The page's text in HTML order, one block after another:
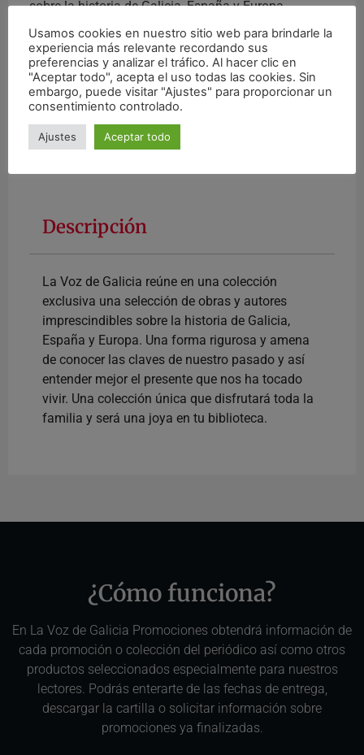
sobre la historia de Galicia, España y Europa.
#Libros
¿Interesado? Contacte con nosotros
Descripción
La Voz de Galicia reúne en una colección
exclusiva una selección de obras y autores
imprescindibles sobre la historia de Galicia,
España y Europa. Una forma rigurosa y amena
de conocer las claves de nuestro pasado y así
entender mejor el presente que nos ha tocado
vivir. Una colección única que disfrutará toda la
familia y será una joya en tu biblioteca.
¿Cómo funciona?
En La Voz de Galicia Promociones obtendrá información de
cada promoción o colección del periódico así como otros
productos seleccionados especialmente para nuestros
lectores. Podrás enterarte de las fechas de entrega,
descargar la cartilla o solicitar información sobre
promociones ya finalizadas.
Usamos cookies en nuestro sitio web para brindarle la
experiencia más relevante recordando sus
preferencias y analizar el tráfico. Al hacer clic en
"Aceptar todo", acepta el uso todas las cookies. Sin
embargo, puede visitar "Ajustes" para proporcionar un
consentimiento controlado.
Ajustes Aceptar todo